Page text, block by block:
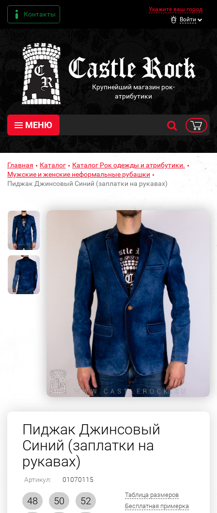
Контакты
Укажите ваш город
Войти
Крупнейший магазин рок-
атрибутики
МЕНЮ
Главная Каталог
Каталог Рок одежды и атрибутики.
Мужские и женские неформальные рубашки
Пиджак Джинсовый Синий (заплатки на рукавах)
Пиджак Джинсовый
Синий (заплатки на
рукавах)
Артикул: 01070115
48 50
52
Таблица размеров
Бесплатная примерка